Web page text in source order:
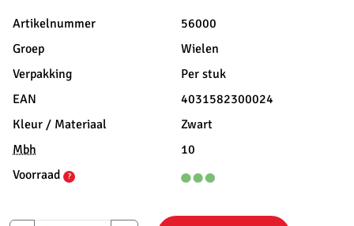
Artikelnummer
56000
Groep
Wielen
Verpakking
Per stuk
EAN
4031582300024
Kleur / Materiaal
Zwart
Mbh
10
Voorraad
?